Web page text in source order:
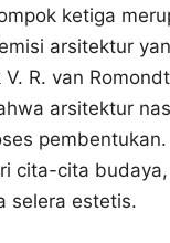
ketiga
arsitektur
R. van
arsitektur
cita-cita
selera estetis.